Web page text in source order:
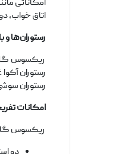
اتاق خواب،
رستوران‌ها و
ریکسوس
رستوران
رستوران
امکانات
ریکسوس